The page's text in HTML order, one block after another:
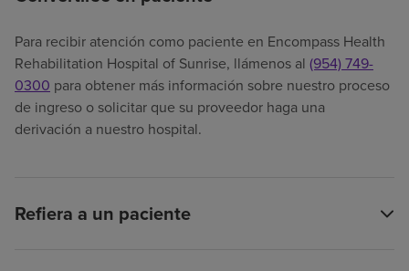
Para recibir atención como paciente en Encompass Health
Rehabilitation Hospital of Sunrise, llámenos al (954) 749-
0300 para obtener más información sobre nuestro proceso
de ingreso o solicitar que su proveedor haga una
derivación a nuestro hospital.
Refiera a un paciente